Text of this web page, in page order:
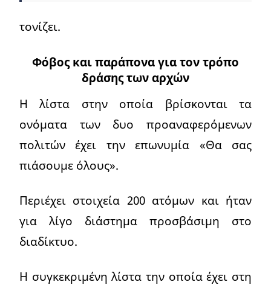
τονίζει.
Φόβος και παράπονα για τον τρόπο
δράσης των αρχών
Η λίστα στην οποία βρίσκονται τα
ονόματα των δυο προαναφερόμενων
πολιτών έχει την επωνυμία «Θα σας
πιάσουμε όλους».
Περιέχει στοιχεία 200 ατόμων και ήταν
για λίγο διάστημα προσβάσιμη στο
διαδίκτυο.
Η συγκεκριμένη λίστα την οποία έχει στη